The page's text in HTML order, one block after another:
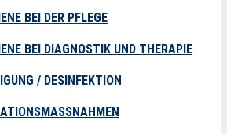
BEI DER PFLEGE
BEI DIAGNOSTIK UND THERAPIE
/ DESINFEKTION